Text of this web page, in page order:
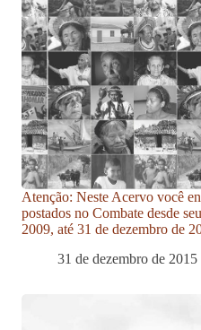
Atenção: Neste Acervo você
postados no Combate desde
2009, até 31 de dezembro de
31 de dezembro de 2015